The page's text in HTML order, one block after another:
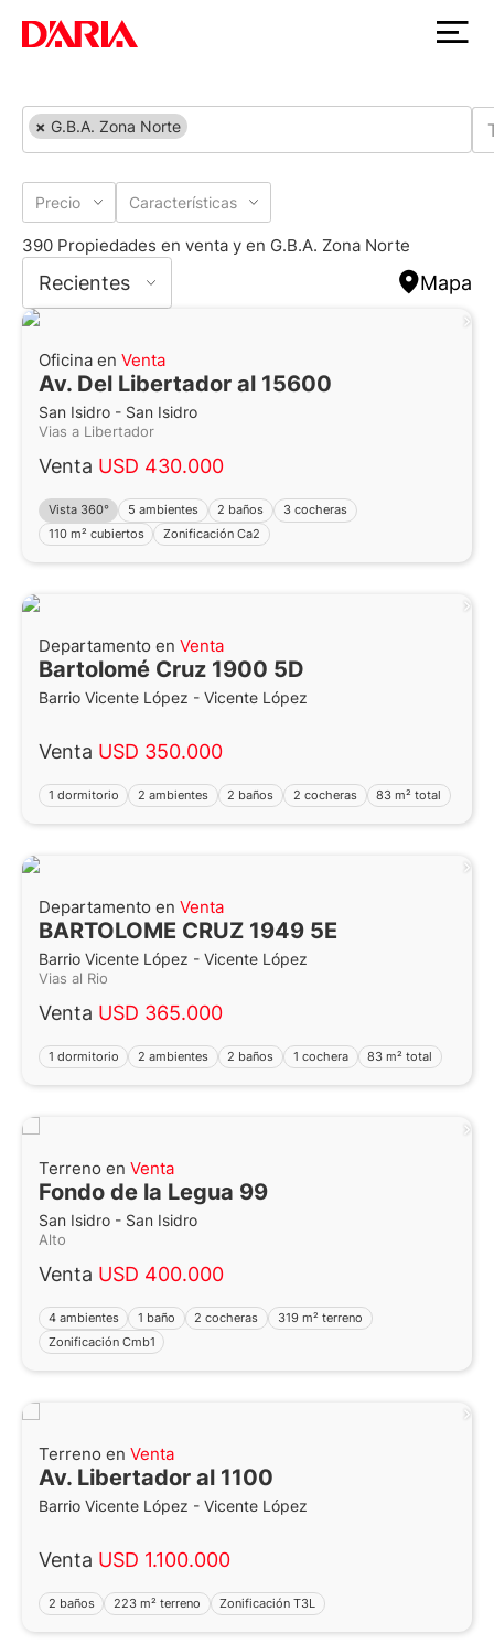
× G.B.A. Zona Norte
Precio Características
390 Propiedades en venta y en G.B.A. Zona Norte
Recientes Mapa
Oficina en Venta
Av. Del Libertador al 15600
San Isidro - San Isidro
Vias a Libertador
Venta USD 430.000
Vista 360° 5 ambientes 2 baños
3 cocheras
110 m² cubiertos
Zonificación Ca2
Departamento en Venta
Bartolomé Cruz 1900 5D
Barrio Vicente López - Vicente López
Venta USD 350.000
1 dormitorio 2 ambientes 2 baños 2 cocheras 83 m² total
Departamento en Venta
BARTOLOME CRUZ 1949 5E
Barrio Vicente López - Vicente López
Vias al Rio
Venta USD 365.000
1 dormitorio 2 ambientes 2 baños 1 cochera 83 m² total
Terreno en Venta
Fondo de la Legua 99
San Isidro - San Isidro
Alto
Venta USD 400.000
4 ambientes 1 baño 2 cocheras
319 m² terreno
Zonificación Cmb1
Terreno en Venta
Av. Libertador al 1100
Barrio Vicente López - Vicente López
Venta USD 1.100.000
2 baños 223 m² terreno Zonificación T3L